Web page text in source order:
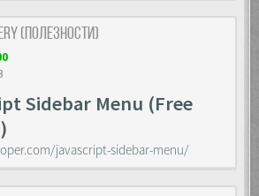
all 0.3s linear;
{
50%;
center;
{
(полезности)
Sidebar Menu (Free
javascript-sidebar-menu/